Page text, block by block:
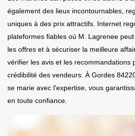
également des lieux incontournables,
uniques à des prix attractifs. Internet
plateformes fiables où M. Lagrenee
les offres et à sécuriser la meilleure
vérifier les avis et les recommandations
crédibilité des vendeurs. À Gordes
se marie avec l'expertise, vous
en toute confiance.